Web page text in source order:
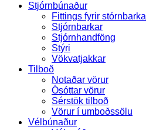
Stjórnbúnaður
Fittings fyrir stórnbarka
Stjórnbarkar
Stjórnhandföng
Stýri
Vökvatjakkar
Tilboð
Notaðar vörur
Ósóttar vörur
Sérstök tilboð
Vörur í umboðssölu
Vélbúnaður